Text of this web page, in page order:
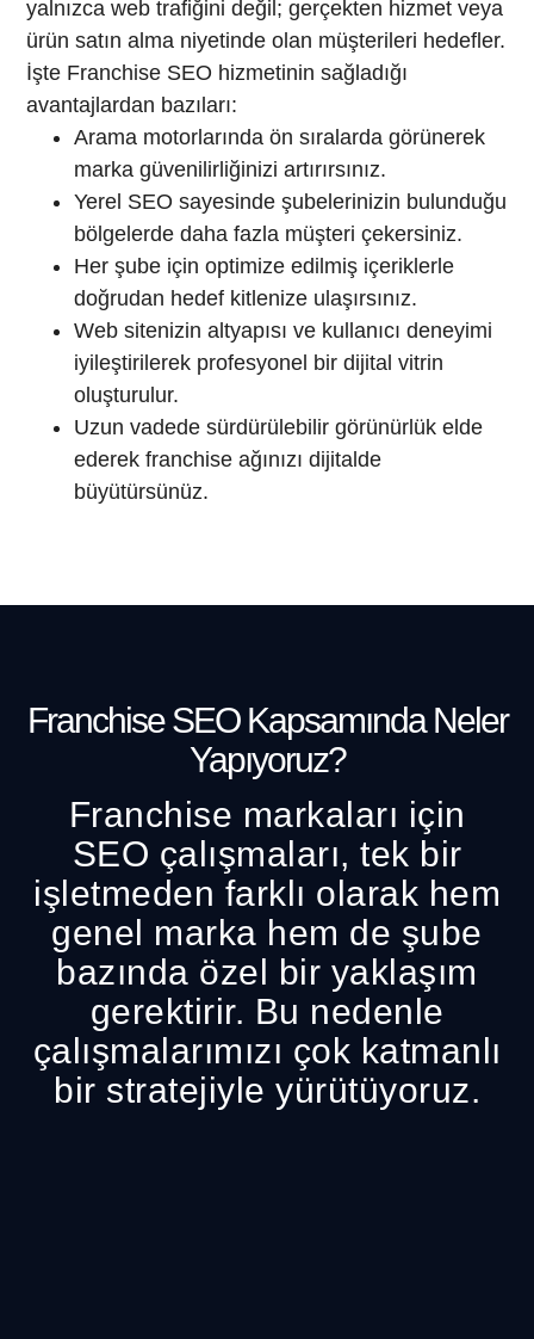
yalnızca web trafiğini değil; gerçekten hizmet veya
ürün satın alma niyetinde olan müşterileri hedefler.
İşte Franchise SEO hizmetinin sağladığı
avantajlardan bazıları:
Arama motorlarında ön sıralarda görünerek
marka güvenilirliğinizi artırırsınız.
Yerel SEO sayesinde şubelerinizin bulunduğu
bölgelerde daha fazla müşteri çekersiniz.
Her şube için optimize edilmiş içeriklerle
doğrudan hedef kitlenize ulaşırsınız.
Web sitenizin altyapısı ve kullanıcı deneyimi
iyileştirilerek profesyonel bir dijital vitrin
oluşturulur.
Uzun vadede sürdürülebilir görünürlük elde
ederek franchise ağınızı dijitalde
büyütürsünüz.
Franchise SEO Kapsamında Neler
Yapıyoruz?
Franchise markaları için
SEO çalışmaları, tek bir
işletmeden farklı olarak hem
genel marka hem de şube
bazında özel bir yaklaşım
gerektirir. Bu nedenle
çalışmalarımızı çok katmanlı
bir stratejiyle yürütüyoruz.